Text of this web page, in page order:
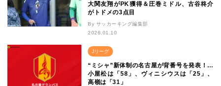
大関友翔がPK獲得＆圧巻ミドル、古谷柊介
がトドメの3点目
By サッカーキング編集部
2026.01.10
Jリーグ
“ミシャ”新体制の名古屋が背番号を発表！…
小屋松は「58」、ヴィニシウスは「25」、
高嶺は「31」